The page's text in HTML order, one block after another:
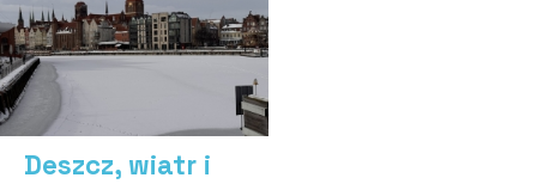
Deszcz, wiatr i